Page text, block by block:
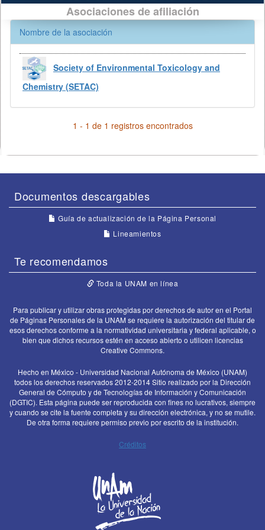
Asociaciones de afiliación
Nombre de la asociación
Society of Environmental Toxicology and
Chemistry (SETAC)
1 - 1 de 1 registros encontrados
Documentos descargables
Guía de actualización de la Página Personal
Lineamientos
Te recomendamos
Toda la UNAM en línea
Para publicar y utilizar obras protegidas por derechos de autor en el Portal
de Páginas Personales de la UNAM se requiere la autorización del titular de
esos derechos conforme a la normatividad universitaria y federal aplicable, o
bien que dichos recursos estén en acceso abierto o utilicen licencias
Creative Commons.
Hecho en México - Universidad Nacional Autónoma de México (UNAM)
todos los derechos reservados 2012-2014 Sitio realizado por la Dirección
General de Cómputo y de Tecnologías de Información y Comunicación
(DGTIC). Esta página puede ser reproducida con fines no lucrativos, siempre
y cuando se cite la fuente completa y su dirección electrónica, y no se mutile.
De otra forma requiere permiso previo por escrito de la institución.
Créditos